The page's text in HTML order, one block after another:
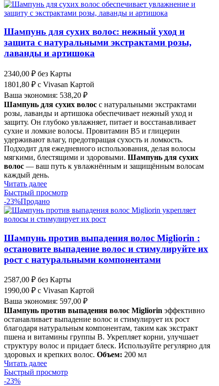
Шампунь для сухих волос: нежный уход и
защита с натуральными экстрактами розы,
лаванды и артишока
2340,00 ₽ без Карты
1801,80 ₽ с Vivasan Картой
Ваша экономия: 538,20 ₽
Шампунь для сухих волос с натуральными экстрактами
розы, лаванды и артишока обеспечивает нежный уход и
защиту. Он глубоко увлажняет, питает и восстанавливает
сухие и ломкие волосы. Провитамин B5 и глицерин
удерживают влагу, предотвращая сухость и ломкость.
Подходит для ежедневного использования, делая волосы
мягкими, блестящими и здоровыми. Шампунь для сухих
волос — ваш путь к увлажнённым и защищённым волосам
каждый день.
Читать далее
Быстрый просмотр
-23%Продано
Шампунь против выпадения волос Migliorin :
остановите выпадение волос и стимулируйте их
рост с натуральными компонентами
2587,00 ₽ без Карты
1990,00 ₽ с Vivasan Картой
Ваша экономия: 597,00 ₽
Шампунь против выпадения волос Migliorin эффективно
останавливает выпадение волос и стимулирует их рост
благодаря натуральным компонентам, таким как экстракт
пшена и витамины группы B. Укрепляет корни, улучшает
структуру волос и придает блеск. Используйте регулярно для
здоровых и крепких волос. Объем: 200 мл
Читать далее
Быстрый просмотр
-23%